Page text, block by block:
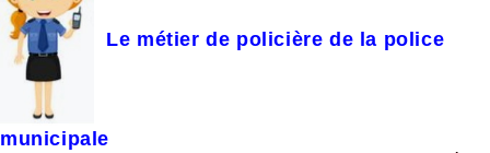
Le métier de policière de la police
municipale